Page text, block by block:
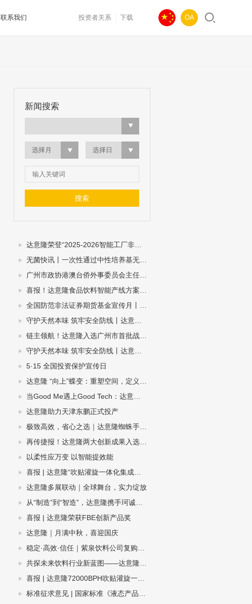
联系我们 投资者关系 下载 OA
新闻搜索
选择月 选择日
达意隆荣登“2025-2026智能工厂非标定制自动化集成商百强榜” ——智造实力再获业界权威认可
无菌快讯丨一次性通过中性培养基无菌验证！达意隆四条高速无菌整线落地中山东鹏
广州市政协港澳台侨外事委员会主任冯广俊一行莅临达意隆调研指导
喜报！达意隆食品饮料智能产线方案顺利通过工信部 “揭榜挂帅”项目验收
全国防范非法证券期货基金宣传月丨拒绝非法荐股诱惑，筑牢理性投资防线
守护天然本味 筑牢安全防线丨达意隆无菌线赋能中性植物蛋白饮料全域发展（杏仁露篇）
链主领航！达意隆入选广州市首批战略性产业集群链主企业
守护天然本味 筑牢安全防线丨达意隆无菌线赋能中性植物蛋白饮料全域发展（豆奶篇）
5·15 全国投资保护宣传日
达意隆 “向上”蝶变：重塑空间，定义效率新高度
当Good Me遇上Good Tech：达意隆助力古茗打造茶饮品质新标杆
达意隆助力天津东鹏正式投产
极致高效，省心之选｜达意隆蜘蛛手预编组码垛机震撼来袭
再传捷报！达意隆两大创新成果入选中国机械工业联合会发布的百项机械工业科技成果推广项目名单
以柔性应万变 以智能提效能
喜报 | 达意隆“吹贴灌旋一体化集成技术”入选国家级节能降碳推荐目录
达意隆多展联动｜全球舞台，实力绽放
从“制造”到“智造”，达意隆携手珂诚赋能快消品制造数字化跃迁
喜报 | 达意隆荣获FBE创新产品奖
达意隆｜月满中秋，喜迎国庆
稳定·高效·信任｜紫泉饮料公司复购达意隆湿法无菌线
共探未来饮料行业新蓝图——达意隆邀您相约drinktec 2025！
喜报 | 达意隆72000BPH吹贴灌旋一体机荣膺“荣格技术创新奖”
标准征求意见 | 国家标准《液态产品包装生产线 单元通信接口通用技术要求》&《全自动旋转式PET瓶吹瓶机》